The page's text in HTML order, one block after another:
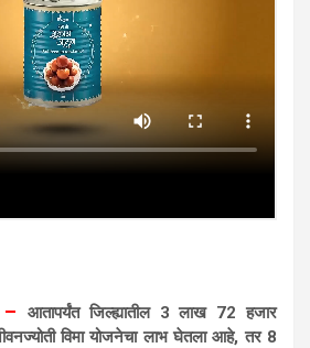
आतापर्यंत जिल्ह्यातील 3 लाख 72 हजार
विमा योजनेचा लाभ घेतला आहे, तर 8